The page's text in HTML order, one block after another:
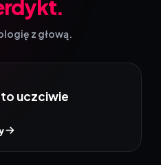
z głową.
uczciwie